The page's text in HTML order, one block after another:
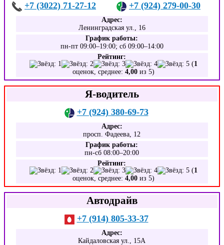
+7 (3022) 71-27-12 +7 (924) 279-00-30
Адрес:
Ленинградская ул., 16
График работы:
пн-пт 09:00–19:00; сб 09:00–14:00
Рейтинг:
(1
оценок, среднее:4,00 из 5)
Я-водитель
+7 (924) 380-69-73
Адрес:
просп. Фадеева, 12
График работы:
пн-сб 08:00–20:00
Рейтинг:
(1
оценок, среднее:4,00 из 5)
Автодрайв
+7 (914) 805-33-37
Адрес:
Кайдаловская ул., 15А